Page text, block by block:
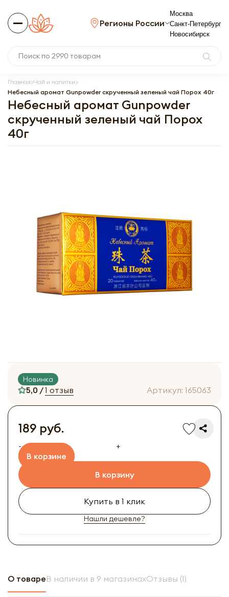
Регионы России
Москва
Санкт-Петербург
Новосибирск
Главная Чай и напитки
Небесный аромат Gunpowder скрученный зеленый чай Порох 40г
Небесный аромат Gunpowder
скрученный зеленый чай Порох
40г
Новинка
5,0 /1 отзыв Артикул: 165063
189 руб.
-
+
В корзине
В корзину
Купить в 1 клик
Нашли дешевле?
О товареВ наличии в 9 магазинахОтзывы (1)